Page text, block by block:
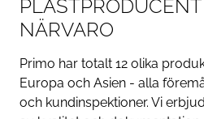
NÄRVARO
Primo har totalt 12 olika
Europa och Asien - alla
och kundinspektioner. Vi